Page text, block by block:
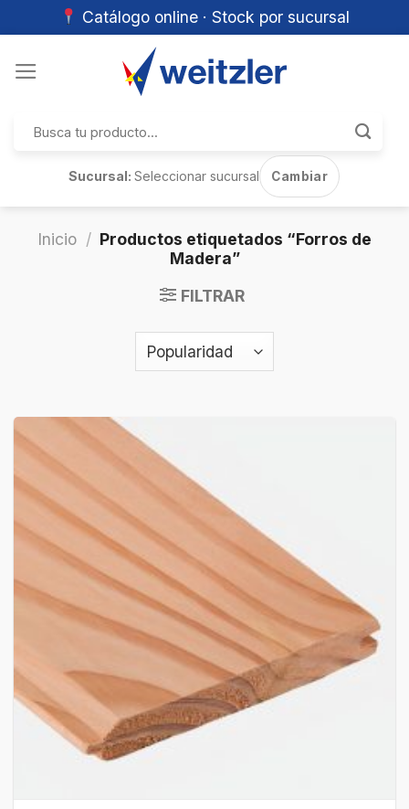
Catálogo online · Stock por sucursal
por:
Sucursal:Seleccionar sucursal Cambiar
Inicio / Productos etiquetados “Forros de
Madera”
FILTRAR